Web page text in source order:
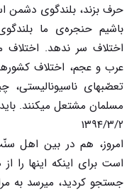
حرف بزند، بلندگوی دشمن
باشیم حنجره‌ی ما
اختلاف سر ندهد.
عرب و عجم، اختلاف
تعصّبهای
مسلمان مشتعل میکنند. باید
۱۳۹۴/۳/۲
امروز، هم در بین اهل
است برای اینکه اینها را
جستجو کردید، میرسد به